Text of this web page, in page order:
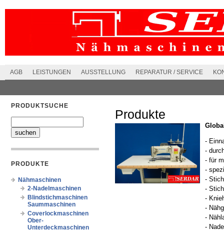
AGB LEISTUNGEN AUSSTELLUNG REPARATUR / SERVICE
PRODUKTSUCHE
PRODUKTE
Nähmaschinen
2-Nadelmaschinen
Blindstichmaschinen
Saummaschinen
Coverlockmaschinen
Ober-
Unterdeckmaschinen
Produkte
-
-
- für
-
-
-
-
-
-
-